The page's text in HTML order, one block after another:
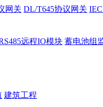
网关 DL/T645协议网关
远程IO模块 蓄电池组
建筑工程